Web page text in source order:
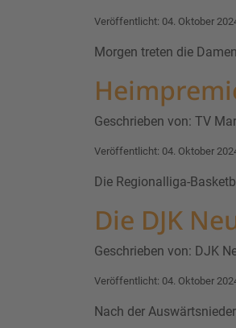
Veröffentlicht: 04. Oktober
Morgen treten die
Geschrieben von: TV
Veröffentlicht: 04. Oktober
Die Regionalliga-
Die DJK
Geschrieben von: DJK
Veröffentlicht: 04. Oktober
Nach der